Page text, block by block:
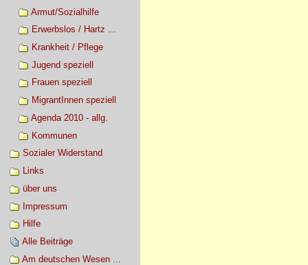
Armut/Sozialhilfe
Erwerbslos / Hartz ...
Krankheit / Pflege
Jugend speziell
Frauen speziell
MigrantInnen speziell
Agenda 2010 - allg.
Kommunen
Sozialer Widerstand
Links
über uns
Impressum
Hilfe
Alle Beiträge
Am deutschen Wesen ...